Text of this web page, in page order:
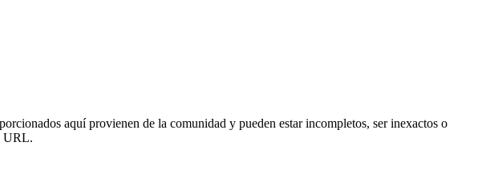
aquí provienen de la comunidad y pueden estar incompletos, ser inexactos o
URL.